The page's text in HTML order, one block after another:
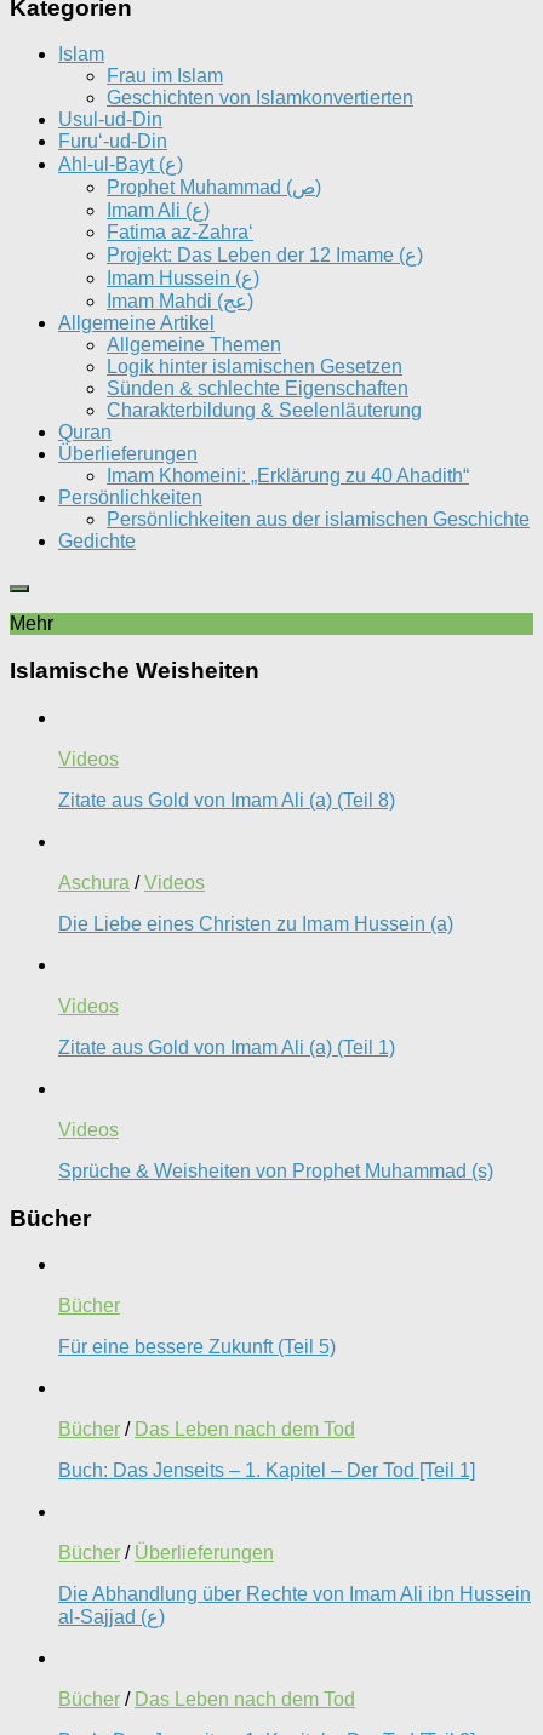
Kategorien
Islam
Frau im Islam
Geschichten von Islamkonvertierten
Usul-ud-Din
Furu‘-ud-Din
Ahl-ul-Bayt (ع)
Prophet Muhammad (ص)
Imam Ali (ع)
Fatima az-Zahra‘
Projekt: Das Leben der 12 Imame (ع)
Imam Hussein (ع)
Imam Mahdi (عج)
Allgemeine Artikel
Allgemeine Themen
Logik hinter islamischen Gesetzen
Sünden & schlechte Eigenschaften
Charakterbildung & Seelenläuterung
Quran
Überlieferungen
Imam Khomeini: „Erklärung zu 40 Ahadith“
Persönlichkeiten
Persönlichkeiten aus der islamischen Geschichte
Gedichte
Mehr
Islamische Weisheiten
Videos
Zitate aus Gold von Imam Ali (a) (Teil 8)
Aschura /Videos
Die Liebe eines Christen zu Imam Hussein (a)
Videos
Zitate aus Gold von Imam Ali (a) (Teil 1)
Videos
Sprüche & Weisheiten von Prophet Muhammad (s)
Bücher
Bücher
Für eine bessere Zukunft (Teil 5)
Bücher / Das Leben nach dem Tod
Buch: Das Jenseits – 1. Kapitel – Der Tod [Teil 1]
Bücher / Überlieferungen
Die Abhandlung über Rechte von Imam Ali ibn Hussein
al-Sajjad (ع)
Bücher / Das Leben nach dem Tod